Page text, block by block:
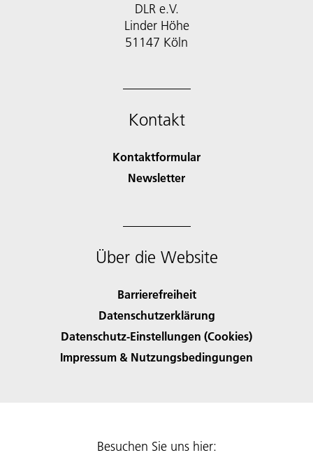
DLR e.V.
Linder Höhe
51147 Köln
Kontakt
Kontaktformular
Newsletter
Über die Website
Barrierefreiheit
Datenschutzerklärung
Datenschutz-Einstellungen (Cookies)
Impressum & Nutzungsbedingungen
Besuchen Sie uns hier: